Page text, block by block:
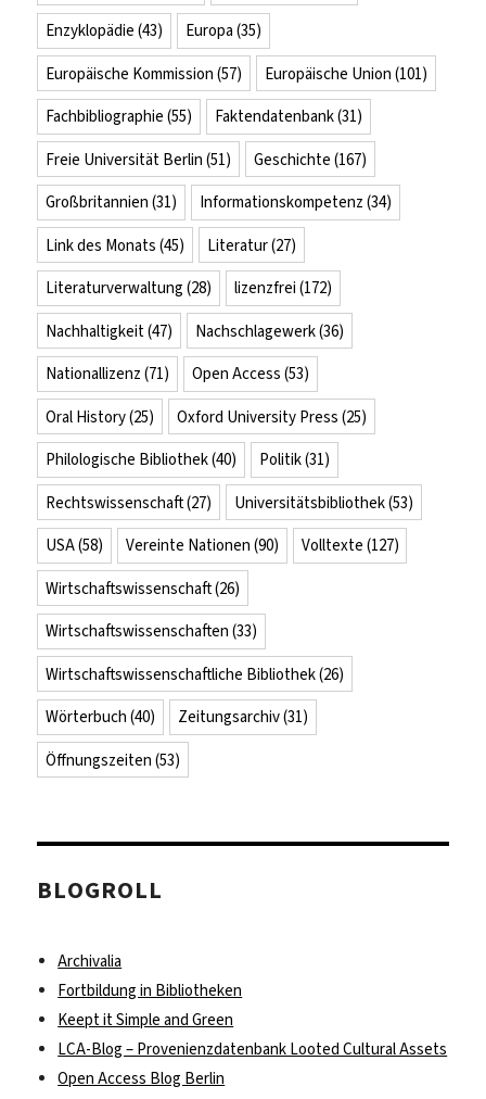
Enzyklopädie (43) Europa (35)
Europäische Kommission (57) Europäische Union (101)
Fachbibliographie (55) Faktendatenbank(31)
Freie Universität Berlin (51) Geschichte (167)
Großbritannien (31) Informationskompetenz (34)
Link des Monats (45) Literatur(27)
Literaturverwaltung (28) lizenzfrei (172)
Nachhaltigkeit(47) Nachschlagewerk(36)
Nationallizenz (71) Open Access (53)
Oral History(25) Oxford University Press (25)
Philologische Bibliothek(40) Politik(31)
Rechtswissenschaft(27) Universitätsbibliothek(53)
USA(58) Vereinte Nationen (90) Volltexte (127)
Wirtschaftswissenschaft(26)
Wirtschaftswissenschaften (33)
Wirtschaftswissenschaftliche Bibliothek(26)
Wörterbuch (40) Zeitungsarchiv(31)
Öffnungszeiten (53)
BLOGROLL
Archivalia
Fortbildung in Bibliotheken
Keept it Simple and Green
LCA-Blog – Provenienzdatenbank Looted Cultural Assets
Open Access Blog Berlin